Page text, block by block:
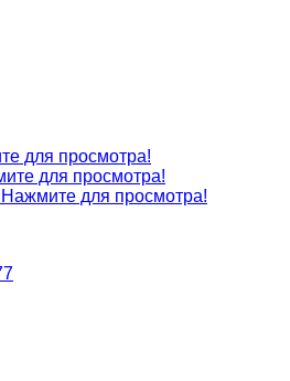
для просмотра!
для просмотра!
Нажмите для просмотра!